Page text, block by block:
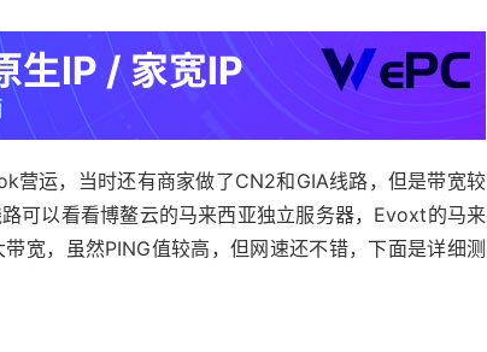
营运，当时还有商家做了CN2和GIA线路，但是带宽较
可以看看博鳌云的马来西亚独立服务器，Evoxt的马来
宽，虽然PING值较高，但网速还不错，下面是详细测